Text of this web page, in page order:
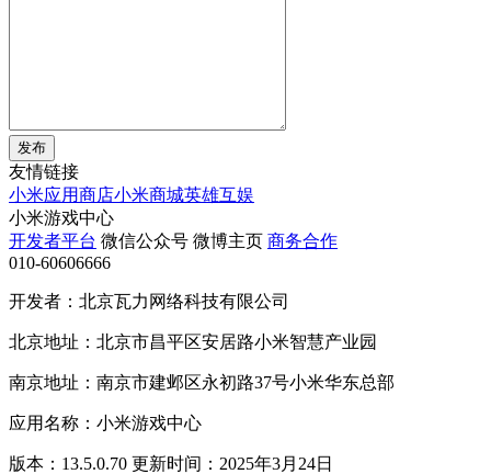
发布
友情链接
小米应用商店小米商城英雄互娱
小米游戏中心
开发者平台 微信公众号 微博主页 商务合作
010-60606666
开发者：北京瓦力网络科技有限公司
北京地址：北京市昌平区安居路小米智慧产业园
南京地址：南京市建邺区永初路37号小米华东总部
应用名称：小米游戏中心
版本：13.5.0.70 更新时间：2025年3月24日